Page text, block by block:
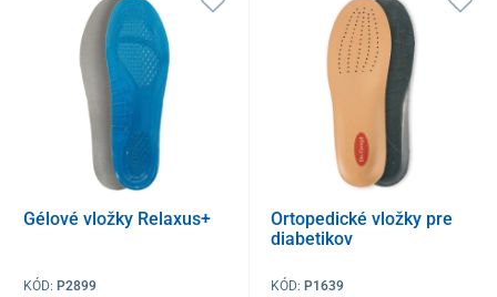
Gélové vložky Relaxus+
KÓD: P2899
Ortopedické vložky pre
diabetikov
KÓD:P1639